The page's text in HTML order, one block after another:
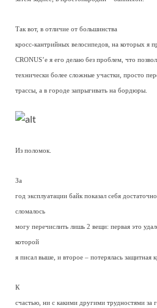
Так вот, в отличие от большинства
кросс-кантрийных велосипедов, на которых я
CRONUS’е я его делаю без проблем, что
технически более сложные участки, просто
трассы, а в городе запрыгивать на бордюры.
Из поломок.
За
год эксплуатации байк показал себя
сломалось
могу перечислить лишь 2 вещи: первая это
которой
я писал выше, и второе – потерялась защитная
К
счастью, ни с какими другими трудностями за